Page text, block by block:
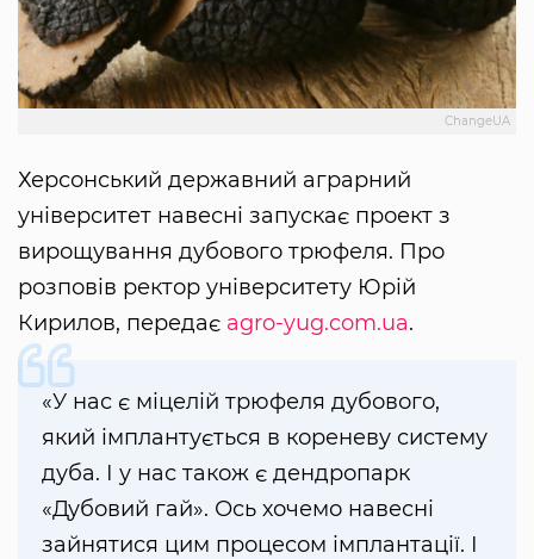
ChangeUA
Херсонський державний аграрний
університет навесні запускає проект з
вирощування дубового трюфеля. Про
розповів ректор університету Юрій
Кирилов, передає agro-yug.com.ua.
«У нас є міцелій трюфеля дубового,
який імплантується в кореневу систему
дуба. І у нас також є дендропарк
«Дубовий гай». Ось хочемо навесні
зайнятися цим процесом імплантації. І